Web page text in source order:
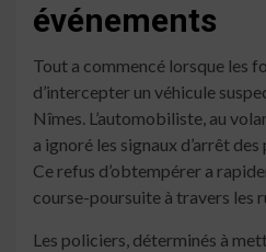
événements
Tout a commencé lorsque les
d’intercepter un véhicule
Nîmes. L’automobiliste, au
a ignoré les signaux d’arrêt
Ce refus d’obtempérer a
course-poursuite à travers les
Les policiers, déterminés à